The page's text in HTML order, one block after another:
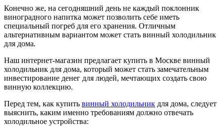
Конечно же, на сегодняшний день не каждый поклонник
виноградного напитка может позволить себе иметь
специальный погреб для его хранения. Отличным
альтернативным вариантом может стать винный холодильник
для дома.
Наш интернет-магазин предлагает купить в Москве винный
холодильник для дома, который может стать замечательным
инвестирование денег для людей, мечтающих создать свою
винную коллекцию.
Перед тем, как купить винный холодильник для дома, следует
выяснить, каким именно требованиям должно отвечать
холодильное устройства: